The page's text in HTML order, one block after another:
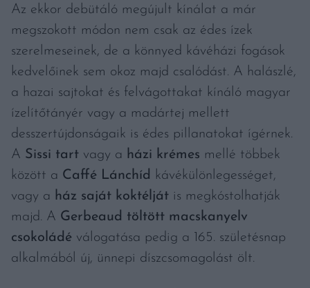
Az ekkor debütáló megújult kínálat a már
megszokott módon nem csak az édes ízek
szerelmeseinek, de a könnyed kávéházi fogások
kedvelőinek sem okoz majd csalódást. A halászlé,
a hazai sajtokat és felvágottakat kínáló magyar
ízelítőtányér vagy a madártej mellett
desszertújdonságaik is édes pillanatokat ígérnek.
A Sissi tart vagy a házi krémes mellé többek
között a Caffé Lánchíd kávékülönlegességet,
vagy a ház saját koktélját is megkóstolhatják
majd. A Gerbeaud töltött macskanyelv
csokoládé válogatása pedig a 165. születésnap
alkalmából új, ünnepi díszcsomagolást ölt.